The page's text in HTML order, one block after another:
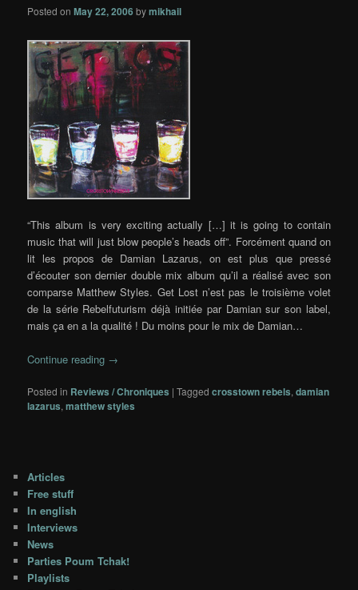
Posted onMay 22, 2006 bymikhail
“This album is very exciting actually […] it is going to contain
music that will just blow people’s heads off”. Forcément quand on
lit les propos de Damian Lazarus, on est plus que pressé
d’écouter son dernier double mix album qu’il a réalisé avec son
comparse Matthew Styles. Get Lost n’est pas le troisième volet
de la série Rebelfuturism déjà initiée par Damian sur son label,
mais ça en a la qualité ! Du moins pour le mix de Damian…
Continue reading →
Posted in Reviews / Chroniques |Tagged crosstown rebels,damian
lazarus,matthew styles
Articles
Free stuff
In english
Interviews
News
Parties Poum Tchak!
Playlists